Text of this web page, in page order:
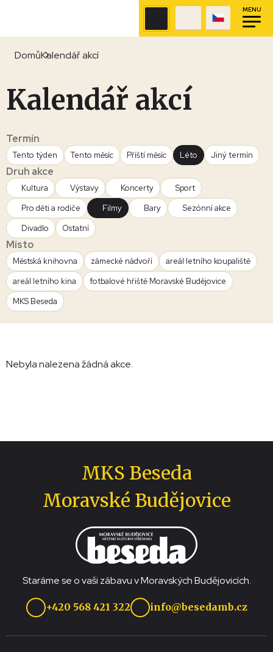
MENU
DomůKalendář akcí
Kalendář akcí
Termín
Tento týden Tento měsíc Příští měsíc Léto Jiný termín
Druh akce
Kultura Výstavy Koncerty
Sport
Pro děti a rodiče
Filmy Bary
Sezónní akce
Divadlo
Ostatní
Místo
Městská knihovna zámecké nádvoří
areál letního koupaliště
areál letního kina
fotbalové hřiště Moravské Budějovice
MKS Beseda
Nebyla nalezena žádná akce.
MKS Beseda
Moravské Budějovice
Staráme se o vaši zábavu v Moravských Budějovicích.
+420 568 421 322 info@besedamb.cz